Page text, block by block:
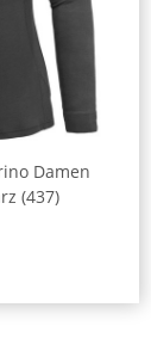
Damen
(437)